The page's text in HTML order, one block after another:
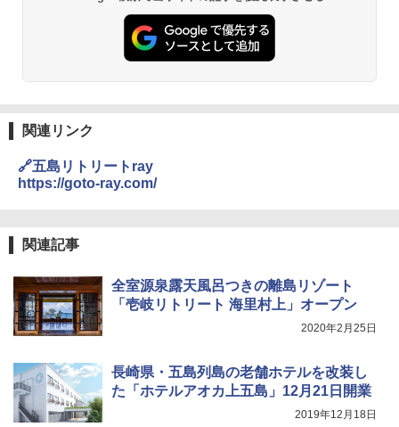
PYKES PEAK (パイクスピーク) 着替えテン
ト プライバシー テント 【中が透けない】 1
人用 折りたたみ 防災グッズ 災害用トイレ ビ
ーチ ピクニック ポップアップテント 携帯 簡
テント ワンタッチ RENEW 幅200 2-3人用 43
500002(88859)
広げるだけ パッとサッとテント ブラックコ
ーティング フルクローズ メッシュ 3-4人用
￥9,990
[キャンパーズコレクション 山善] 傘みたいに
コンパクト 保冷力長持ち
￥2,980
￥6,999
付き ヒグマ・イノシシ対策 自治体・教育機
関の購入実績 登山・キャンプ・アウトドア・
￥3,680
着替えテント トイレテント 透けない【換気
関連リンク
🔗五島リトリートray
https://goto-ray.com/
関連記事
全室源泉露天風呂つきの離島リゾート
「壱岐リトリート 海里村上」オープン
2020年2月25日
長崎県・五島列島の老舗ホテルを改装し
た「ホテルアオカ上五島」12月21日開業
2019年12月18日